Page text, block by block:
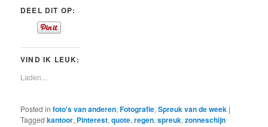
DEEL DIT OP:
VIND IK LEUK:
Laden...
Posted in foto's van anderen,Fotografie,Spreuk van de week |
Tagged kantoor, Pinterest,quote,regen,spreuk,zonneschijn